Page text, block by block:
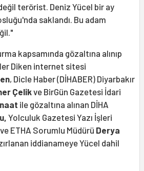
terörist. Deniz Yücel bir ay
saklandı. Bu adam
kapsamında gözaltına alınıp
Diken internet sitesi
, Dicle Haber (DİHABER) Diyarbakır
Çelikve BirGün Gazetesi İdari
ile gözaltına alınan DİHA
Yolculuk Gazetesi Yazı İşleri
ve ETHA Sorumlu Müdürü Derya
iddianameye Yücel dahil